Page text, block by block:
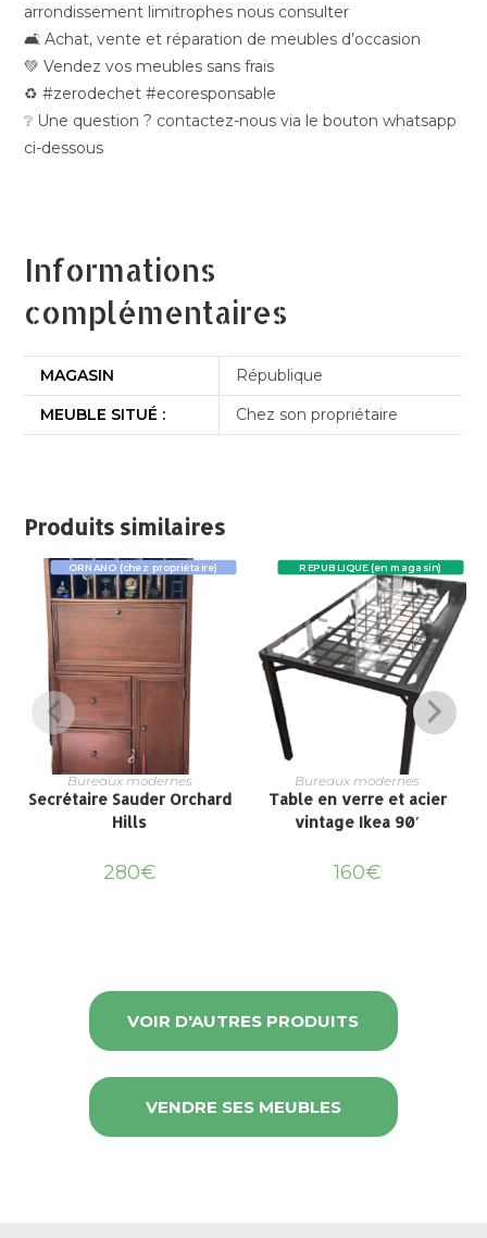
arrondissement limitrophes nous consulter
🛋️ Achat, vente et réparation de meubles d’occasion
💚 Vendez vos meubles sans frais
♻️ #zerodechet #ecoresponsable
❔ Une question ? contactez-nous via le bouton whatsapp
ci-dessous
Informations
complémentaires
MAGASIN
République
MEUBLE SITUÉ :
Chez son propriétaire
Produits similaires
ORNANO (chez propriétaire)
Bureaux modernes
Secrétaire Sauder Orchard
Hills
280€
REPUBLIQUE (en magasin)
Bureaux modernes
Table en verre et acier
vintage Ikea 90′
160€
VOIR D'AUTRES PRODUITS
VENDRE SES MEUBLES